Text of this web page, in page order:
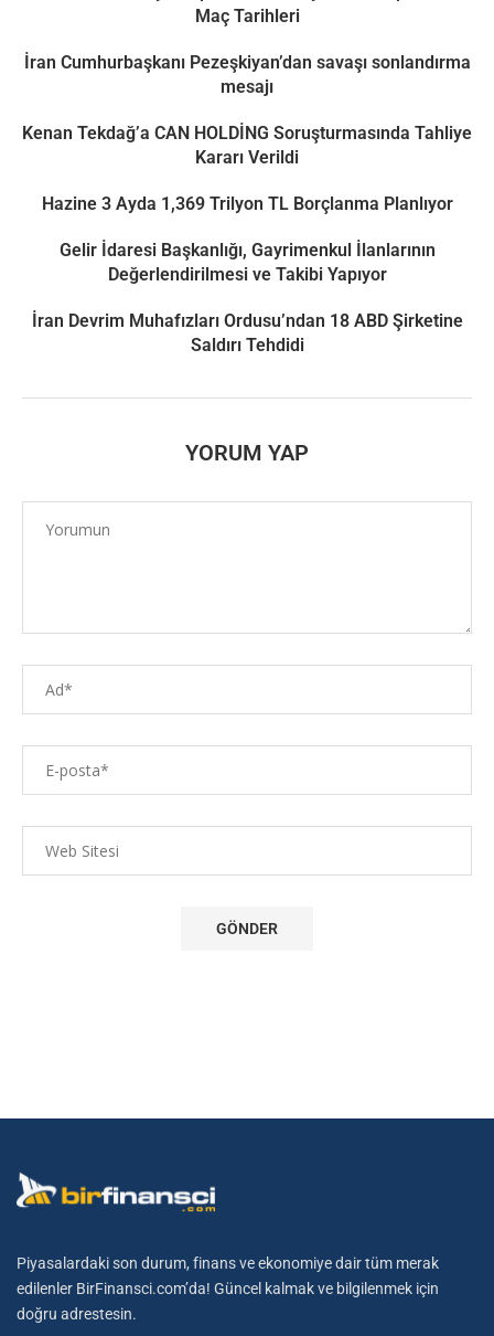
Maç Tarihleri
İran Cumhurbaşkanı Pezeşkiyan’dan savaşı sonlandırma
mesajı
Kenan Tekdağ’a CAN HOLDİNG Soruşturmasında Tahliye
Kararı Verildi
Hazine 3 Ayda 1,369 Trilyon TL Borçlanma Planlıyor
Gelir İdaresi Başkanlığı, Gayrimenkul İlanlarının
Değerlendirilmesi ve Takibi Yapıyor
İran Devrim Muhafızları Ordusu’ndan 18 ABD Şirketine
Saldırı Tehdidi
YORUM YAP
Piyasalardaki son durum, finans ve ekonomiye dair tüm merak
edilenler BirFinansci.com’da! Güncel kalmak ve bilgilenmek için
doğru adrestesin.